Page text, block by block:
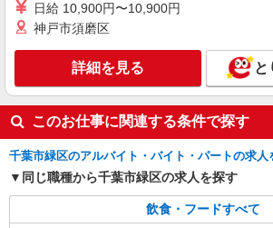
日給 10,900円〜10,900円
神戸市須磨区
詳細を見る と
このお仕事に関連する条件で探す
千葉市緑区のアルバイト・バイト・パートの求人
同じ職種から千葉市緑区の求人を探す
飲食・フードすべて